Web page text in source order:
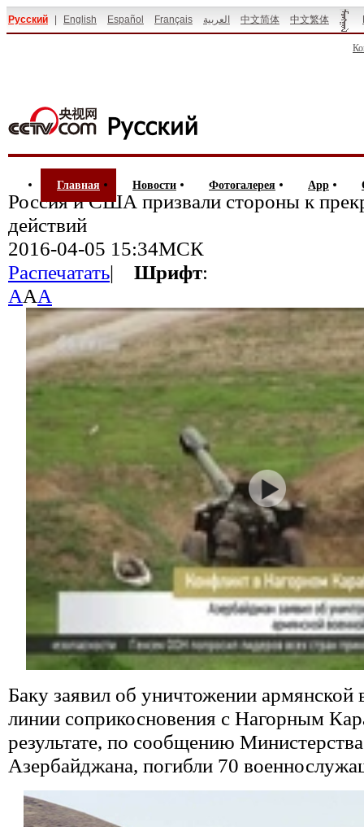
Русский English Español Français العربية 中文简体 中文繁体
Главная Новости Фотогалерея App
Россия и США призвали стороны к
действий
2016-04-05 15:34МСК
Распечатать| Шрифт:
AAA
Баку заявил об уничтожении армянской
линии соприкосновения с Нагорным
результате, по сообщению
Азербайджана, погибли 70